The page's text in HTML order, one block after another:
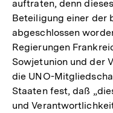
auftraten, denn
Beteiligung einer der
abgeschlossen
Regierungen
Sowjetunion und der
die UNO-
Staaten fest, daß
und